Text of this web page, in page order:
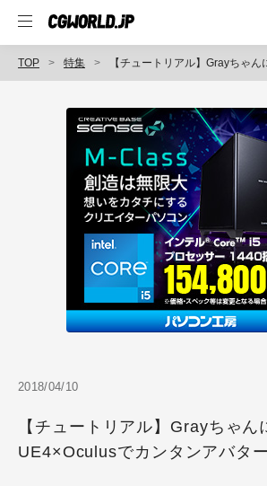
TOP 特集 【チュートリアル】Grayちゃんになれる！
2018/04/10
【チュートリアル】Grayちゃ
UE4×Oculusでカンタンアバター